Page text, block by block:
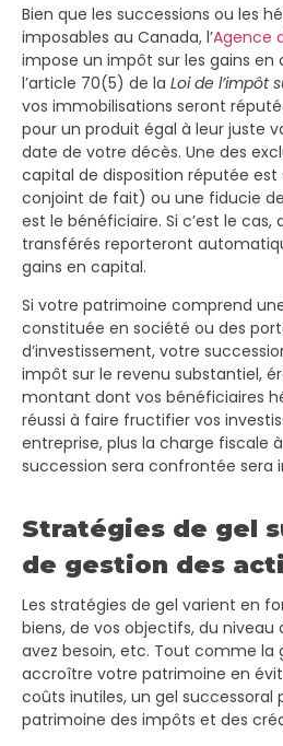
Bien que les successions ou les
imposables au Canada, l’Agence
impose un impôt sur les gains en
l’article 70(5) de la Loi de l’impôt
vos immobilisations seront
pour un produit égal à leur juste
date de votre décès. Une des
capital de disposition réputée est
conjoint de fait) ou une fiducie
est le bénéficiaire. Si c’est le cas,
transférés reporteront
gains en capital.
Si votre patrimoine comprend
constituée en société ou des
d’investissement, votre
impôt sur le revenu substantiel,
montant dont vos bénéficiaires
réussi à faire fructifier vos
entreprise, plus la charge fiscale
succession sera confrontée sera
Stratégies de gel
de gestion des
Les stratégies de gel varient en
biens, de vos objectifs, du niveau
avez besoin, etc. Tout comme la
accroître votre patrimoine en
coûts inutiles, un gel successoral
patrimoine des impôts et des